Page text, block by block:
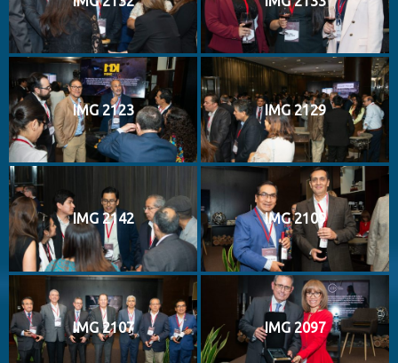
IMG 2123 IMG 2129
IMG 2142 IMG 2109
IMG 2107 IMG 2097